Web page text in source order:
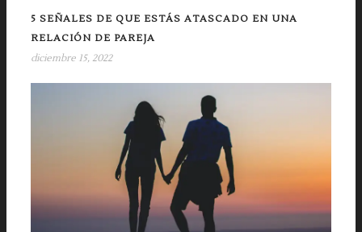
5 SEÑALES DE QUE ESTÁS ATASCADO EN UNA
RELACIÓN DE PAREJA
diciembre 15, 2022